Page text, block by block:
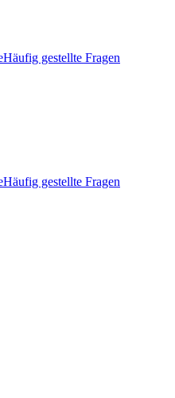
Häufig gestellte Fragen
Häufig gestellte Fragen